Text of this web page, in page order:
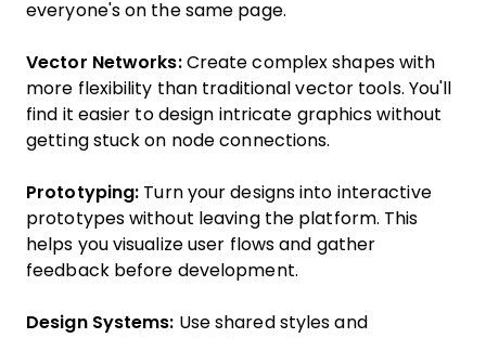
everyone's on the same page.
Vector Networks:Create complex shapes with
more flexibility than traditional vector tools. You'll
find it easier to design intricate graphics without
getting stuck on node connections.
Prototyping: Turn your designs into interactive
prototypes without leaving the platform. This
helps you visualize user flows and gather
feedback before development.
Design Systems: Use shared styles and